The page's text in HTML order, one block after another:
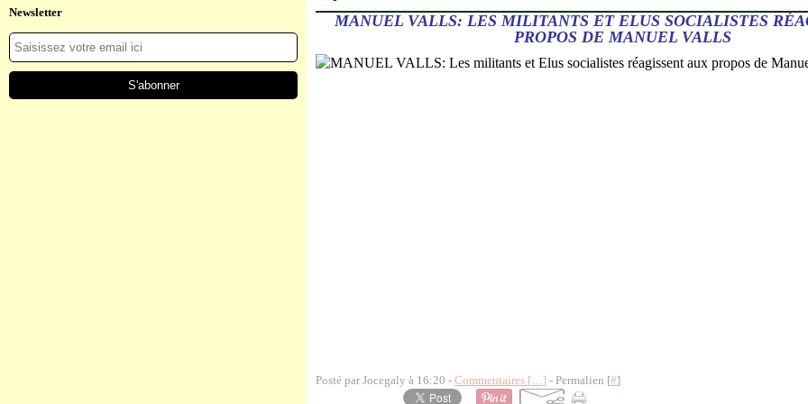
Newsletter
MANUEL VALLS: LES MILITANTS ET ELUS SOCIALISTES
PROPOS DE MANUEL VALLS
Posté par Jocegaly à 16:20 - Commentaires […] - Permalien [#]